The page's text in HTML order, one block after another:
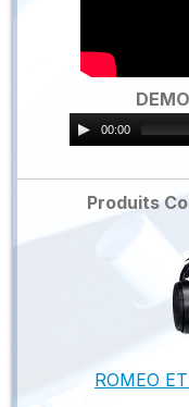
00:00
Produits
ROMEO